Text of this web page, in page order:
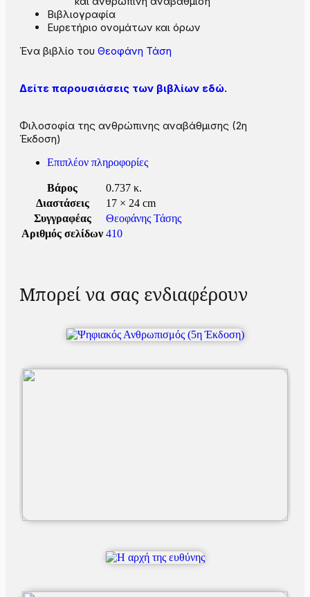
Βιβλιογραφία
Ευρετήριο ονομάτων και όρων
Ένα βιβλίο του Θεοφάνη Τάση
Δείτε παρουσιάσεις των βιβλίων εδώ.
Φιλοσοφία της ανθρώπινης αναβάθμισης (2η
Έκδοση)
Επιπλέον πληροφορίες
Βάρος
0.737 κ.
Διαστάσεις
17 × 24 cm
Συγγραφέας
Θεοφάνης Τάσης
Αριθμός σελίδων 410
Μπορεί να σας ενδιαφέρουν